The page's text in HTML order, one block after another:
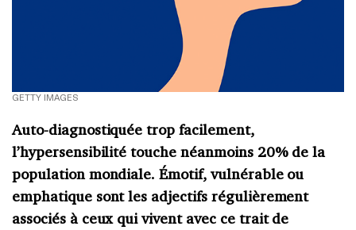
GETTY IMAGES
Auto-diagnostiquée trop facilement,
l’hypersensibilité touche néanmoins 20% de la
population mondiale. Émotif, vulnérable ou
emphatique sont les adjectifs régulièrement
associés à ceux qui vivent avec ce trait de